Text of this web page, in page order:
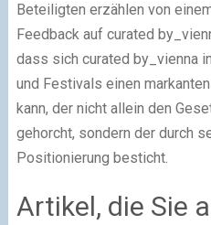
Beteiligten erzählen von
Feedback auf curated
dass sich curated by_vienna
und Festivals einen
kann, der nicht allein den
gehorcht, sondern der durch
Positionierung besticht.
Artikel, die Sie